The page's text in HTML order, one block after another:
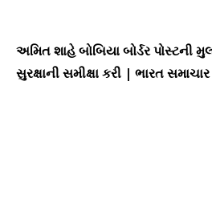
અમિત શાહે બોબિયા બોર્ડર પોસ્ટની
સુરક્ષાની સમીક્ષા કરી | ભારત સમાચાર